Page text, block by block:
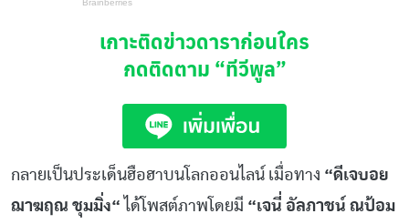
เกาะติดข่าวดาราก่อนใคร
กดติดตาม “ทีวีพูล”
กลายเป็นประเด็นฮือฮาบนโลกออนไลน์ เมื่อทาง “ดีเจบอย
ฌาฆฤณ ชุมมิ่ง“ ได้โพสต์ภาพโดยมี “เจนี่ อัลภาชน์ ณป้อม